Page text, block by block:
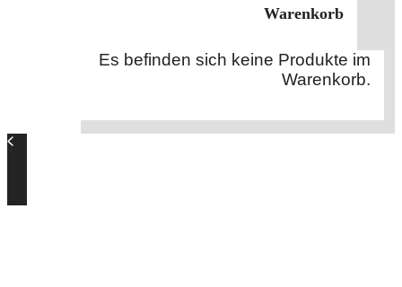
Warenkorb
Es befinden sich keine Produkte im
Warenkorb.